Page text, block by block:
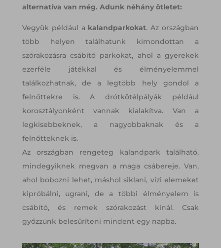
alternatíva van még. Adunk néhány ötletet:
Vegyük például a kalandparkokat. Az országban
több helyen találhatunk kimondottan a
szórakozásra csábító parkokat, ahol a gyerekek
ezerféle játékkal és élményelemmel
találkozhatnak, de a legtöbb hely gondol a
felnőttekre is. A drótkötélpályák például
korosztályonként vannak kialakítva. Van a
legkisebbeknek, a nagyobbaknak és a
felnőtteknek is.
Az országban rengeteg kalandpark található,
mindegyiknek megvan a maga csábereje. Van,
ahol bobozni lehet, máshol siklani, vízi elemeket
kipróbálni, ugrani, de a többi élményelem is
csábító, és remek szórakozást kínál. Csak
győzzünk belesűríteni mindent egy napba.